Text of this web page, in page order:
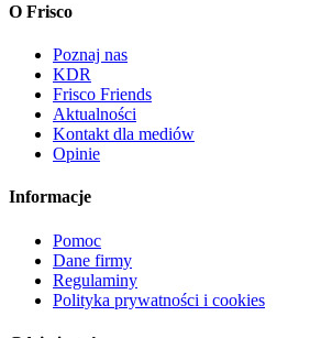
O Frisco
Poznaj nas
KDR
Frisco Friends
Aktualności
Kontakt dla mediów
Opinie
Informacje
Pomoc
Dane firmy
Regulaminy
Polityka prywatności i cookies